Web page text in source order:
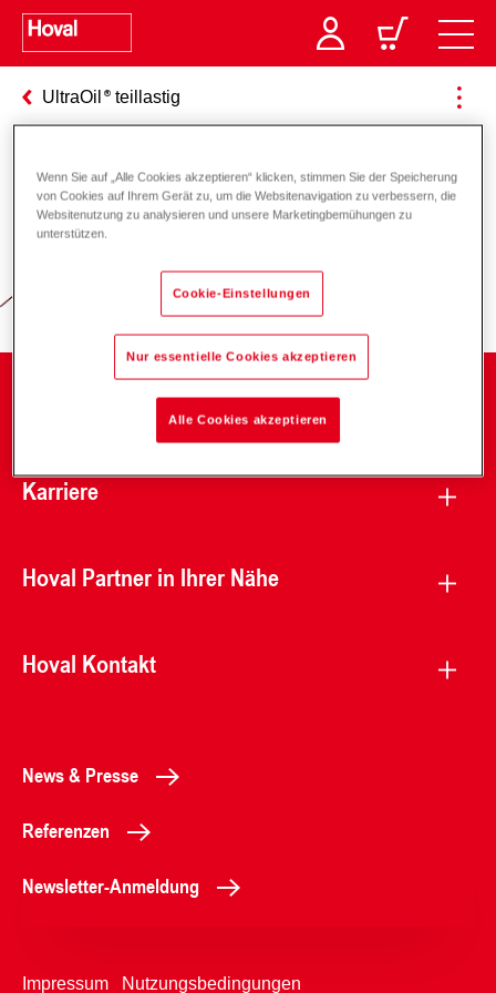
UltraOil teillastig
Verantwortung für Energie und
Karriere
Hoval Partner in Ihrer Nähe
Hoval Kontakt
News & Presse
Referenzen
Newsletter-Anmeldung
Impressum Nutzungsbedingungen
Wenn Sie auf „Alle Cookies akzeptieren“ klicken, stimmen Sie der Speicherung
von Cookies auf Ihrem Gerät zu, um die Websitenavigation zu verbessern, die
Websitenutzung zu analysieren und unsere Marketingbemühungen zu
unterstützen.
Cookie-Einstellungen
Nur essentielle Cookies akzeptieren
Alle Cookies akzeptieren